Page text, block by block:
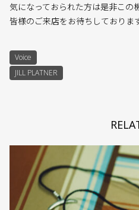
気になっておられた方は是非この
皆様のご来店をお待ちしております
Voice
JILL PLATNER